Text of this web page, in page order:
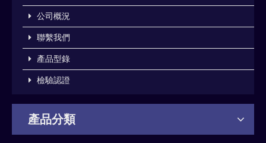
公司概況
聯繫我們
產品型錄
檢驗認證
產品分類